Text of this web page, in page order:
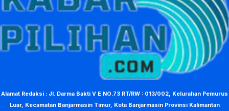
Alamat Redaksi : Jl. Darma Bakti V E NO.73 RT/RW : 013/002, Kelurahan Pemurus
Luar, Kecamatan Banjarmasin Timur, Kota Banjarmasin Provinsi Kalimantan